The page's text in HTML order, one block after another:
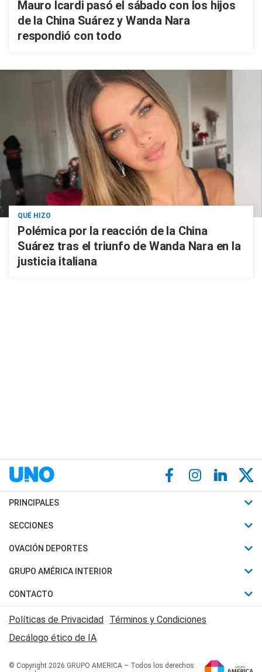
Mauro Icardi pasó el sábado con los hijos
de la China Suárez y Wanda Nara
respondió con todo
QUÉ HIZO
Polémica por la reacción de la China
Suárez tras el triunfo de Wanda Nara en la
justicia italiana
PRINCIPALES
Últimas Noticias
Política
Judiciales
Economia
SECCIONES
Horóscopo
Motores
Trucos caseros
Series y Películas
Edictos y Solicitadas
OVACIÓN DEPORTES
Fútbol
Mundial
Automovilismo
Rugby
Básquet
GRUPO AMÉRICA INTERIOR
Canal 7 en Vivo
San Juan 8
CONTACTO
Acerca de Nosotros
Contactanos
Políticas de Privacidad Términos y Condiciones
Decálogo ético de IA
© Copyright 2026 GRUPO AMERICA – Todos los derechos